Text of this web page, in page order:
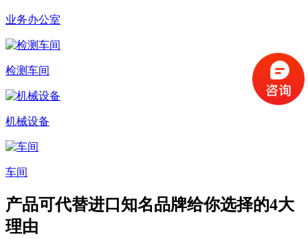
业务办公室
检测车间
机械设备
车间
产品可代替进口知名品牌给你选择的4大
理由